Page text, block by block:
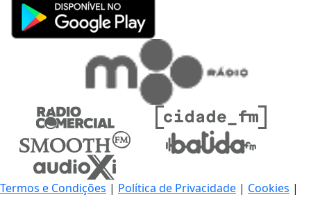
Termos e Condições | Política de Privacidade | Cookies |